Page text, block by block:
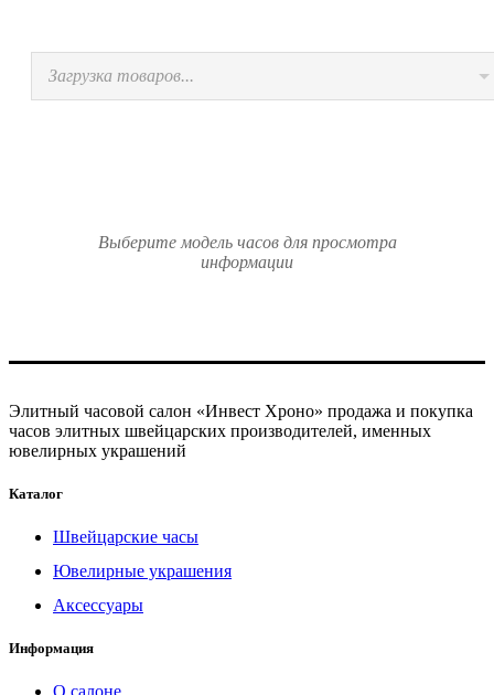
Загрузка товаров...
Выберите модель часов для просмотра
информации
Элитный часовой салон «Инвест Хроно» продажа и покупка
часов элитных швейцарских производителей, именных
ювелирных украшений
Каталог
Швейцарские часы
Ювелирные украшения
Аксессуары
Информация